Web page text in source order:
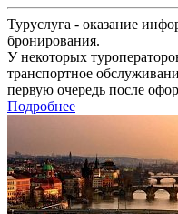
Туруслуга - оказание
бронирования.
У некоторых
транспортное
первую очередь после
Подробнее